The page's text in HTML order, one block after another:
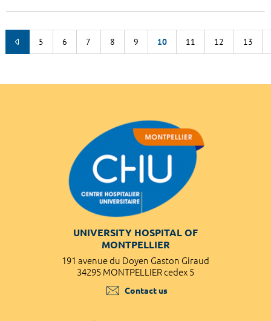
5 6 7 8 9 10 11 12 13
UNIVERSITY HOSPITAL OF
MONTPELLIER
191 avenue du Doyen Gaston Giraud
34295 MONTPELLIER cedex 5
Contact us